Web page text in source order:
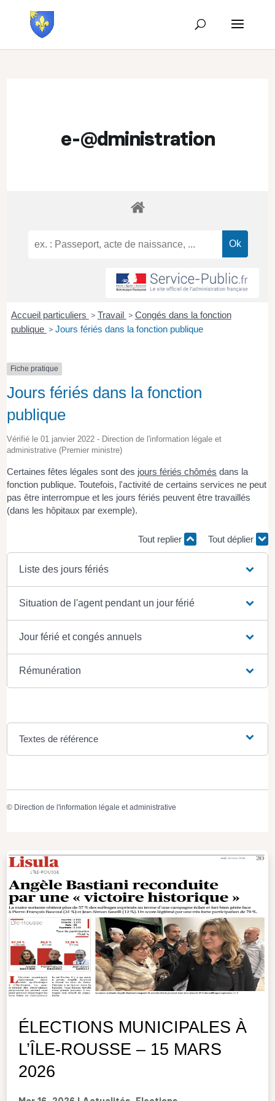
e-@dministration
Accueil particuliers > Travail > Congés dans la fonction
publique > Jours fériés dans la fonction publique
Fiche pratique
Jours fériés dans la fonction
publique
Vérifié le 01 janvier 2022 - Direction de l'information légale et
administrative (Premier ministre)
Certaines fêtes légales sont des jours fériés chômés dans la
fonction publique. Toutefois, l'activité de certains services ne peut
pas être interrompue et les jours fériés peuvent être travaillés
(dans les hôpitaux par exemple).
Tout replier Tout déplier
Liste des jours fériés
Situation de l'agent pendant un jour férié
Jour férié et congés annuels
Rémunération
Textes de référence
© Direction de l'information légale et administrative
ÉLECTIONS MUNICIPALES À
L’ÎLE-ROUSSE – 15 MARS
2026